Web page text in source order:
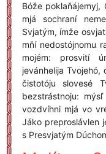
Bóže poklaňájemyj,
mjá sochraní
Svjatým, ímže
mňí nedostójnomu
mojém: prosvití
jevánhelija
čistotóju slovesé
bezstrástnoju:
vozdvíhni mjá vo
Jáko preproslávlen
s Presvjatým